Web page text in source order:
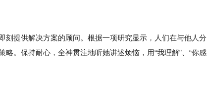
提供解决方案的顾问。根据一项研究显示，人们在与他人分
。保持耐心，全神贯注地听她讲述烦恼，用“我理解”、“你感